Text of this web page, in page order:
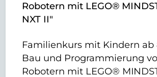
Robotern mit LEGO®
NXT II"
Familienkurs mit Kindern ab
Bau und Programmierung
Robotern mit LEGO®